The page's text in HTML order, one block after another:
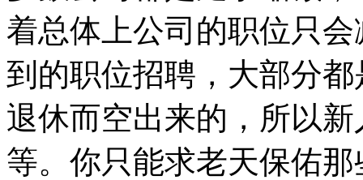
着总体上公司的职位只
到的职位招聘，大部分
退休而空出来的，所以
等。你只能求老天保佑